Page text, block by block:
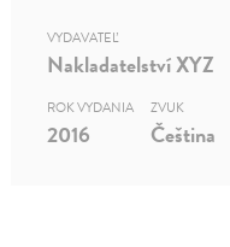
VYDAVATEĽ
Nakladatelství XYZ
ROK VYDANIA
2016
ZVUK
Čeština